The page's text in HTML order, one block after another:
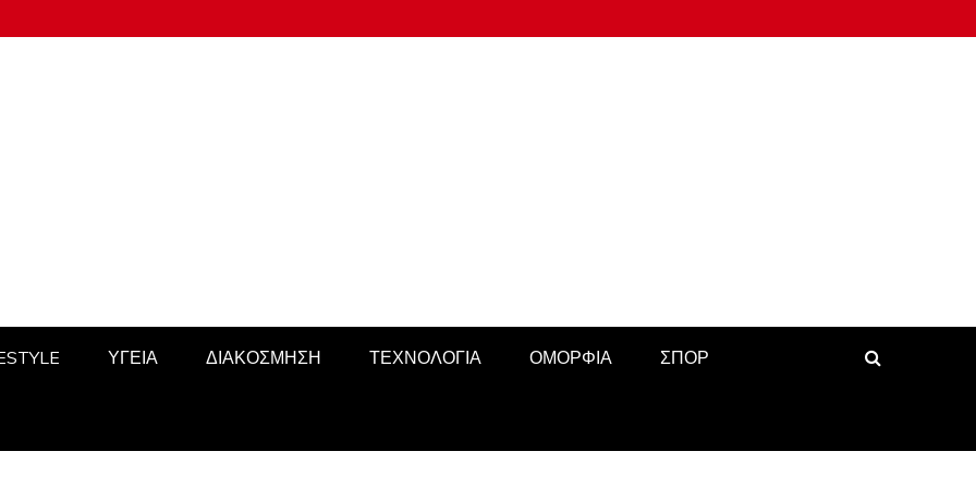
ΥΓΕΙΑ ΔΙΑΚΟΣΜΗΣΗ ΤΕΧΝΟΛΟΓΙΑ ΟΜΟΡΦΙΑ ΣΠΟΡ